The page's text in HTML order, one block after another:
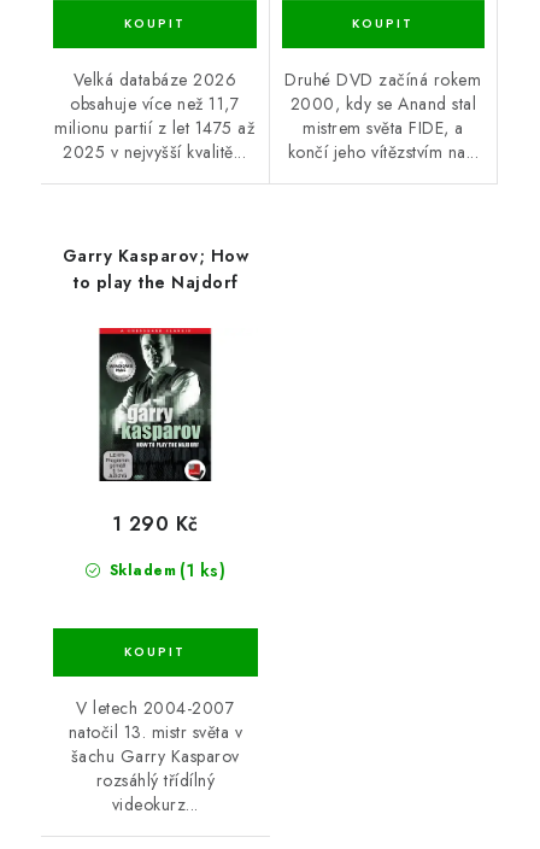
Velká databáze 2026
obsahuje více než 11,7
milionu partií z let 1475 až
2025 v nejvyšší kvalitě...
Druhé DVD začíná rokem
2000, kdy se Anand stal
mistrem světa FIDE, a
končí jeho vítězstvím na...
Garry Kasparov; How
to play the Najdorf
Skladem (1 ks)
1 290 Kč
V letech 2004-2007
natočil 13. mistr světa v
šachu Garry Kasparov
rozsáhlý třídílný
videokurz...